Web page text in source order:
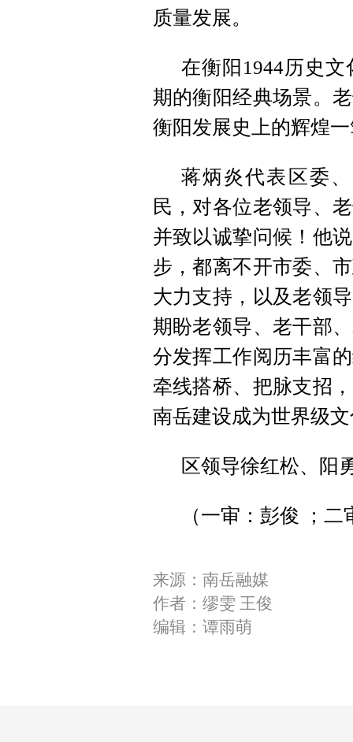
质量发展。
在衡阳1944历史
期的衡阳经典场景。
衡阳发展史上的辉煌
蒋炳炎代表区委
民，对各位老领导、
并致以诚挚问候！他
步，都离不开市委、
大力支持，以及老领
期盼老领导、老干部
分发挥工作阅历丰富
牵线搭桥、把脉支招
南岳建设成为世界级
区领导徐红松、阳
（一审：彭俊 ；
来源：南岳融媒
作者：缪雯 王俊
编辑：谭雨萌